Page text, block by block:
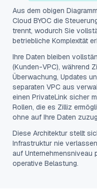
Aus dem obigen
Cloud BYOC die
trennt, wodurch Sie
betriebliche Komplexität
Ihre Daten bleiben
(Kunden-VPC), während
Überwachung, Updates
separaten VPC aus
einen PrivateLink sicher
Rollen, die es Zilliz
ohne auf Ihre Daten
Diese Architektur stellt
Infrastruktur nie
auf
operative Belastung.